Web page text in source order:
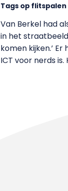
Tags op flitspalen
Van Berkel had
in het
komen kijken.’
ICT voor nerds